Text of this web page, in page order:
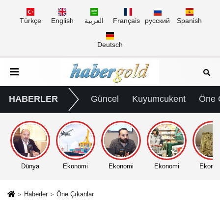
Türkçe English العربية Français русский Spanish
Deutsch
HABERLER Güncel Kuyumcukent Öne
Dünya Ekonomi Ekonomi Ekonomi
Haberler Öne Çıkanlar